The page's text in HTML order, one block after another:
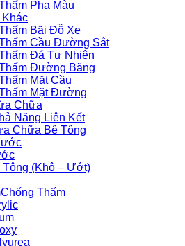
Pha Màu
Khác
Bãi Đỗ Xe
Cầu Đường Sắt
Đá Tự Nhiên
Đường Băng
Mặt Cầu
Mặt Đường
Chữa
Năng Liên Kết
Chữa Bê Tông
Tông (Khô – Ướt)
Chống Thấm